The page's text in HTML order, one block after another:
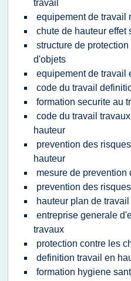
travail
equipement de travail
chute de hauteur effet
structure de
d'objets
equipement de travail
code du travail
formation securite au
code du travail
hauteur
prevention des
hauteur
mesure de prevention
prevention des
hauteur plan de
entreprise generale
travaux
protection contre les
definition travail en
formation hygiene